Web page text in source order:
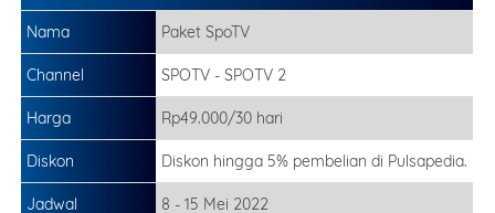
Nama Paket SpoTV
Channel SPOTV - SPOTV 2
Harga Rp49.000/30 hari
Diskon Diskon hingga 5% pembelian di Pulsapedia.
Jadwal 8 - 15 Mei 2022